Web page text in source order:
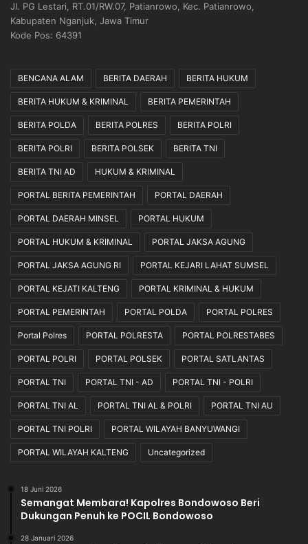
Jl. PG Lestari, RT.01/RW.07, Patianrowo, Kec. Patianrowo,
Kabupaten Nganjuk, Jawa Timur
Kode Pos: 64391
BENCANA ALAM BERITA DAERAH BERITA HUKUM
BERITA HUKUM & KRIMINAL BERITA PEMERINTAH
BERITA POLDA BERITA POLRES BERITA POLRI
BERITA POLRI BERITA POLSEK BERITA TNI
BERITA TNI AD HUKUM & KRIMINAL
PORTAL BERITA PEMERINTAH PORTAL DAERAH
PORTAL DAERAH MINSEL PORTAL HUKUM
PORTAL HUKUM & KRIMINAL PORTAL JAKSA AGUNG
PORTAL JAKSA AGUNG RI PORTAL KEJARI LAHAT SUMSEL
PORTAL KEJATI KALTENG PORTAL KRIMINAL & HUKUM
PORTAL PEMERINTAH PORTAL POLDA PORTAL POLRES
Portal Polres PORTAL POLRESTA PORTAL POLRESTABES
PORTAL POLRI PORTAL POLSEK PORTAL SATLANTAS
PORTAL TNI PORTAL TNI - AD PORTAL TNI - POLRI
PORTAL TNI AL PORTAL TNI AL & POLRI PORTAL TNI AU
PORTAL TNI POLRI PORTAL WILAYAH BANYUWANGI
PORTAL WILAYAH KALTENG Uncategorized
18 Juni 2026
Semangat Membara! Kapolres Bondowoso Beri
Dukungan Penuh ke POCIL Bondowoso
28 Januari 2026